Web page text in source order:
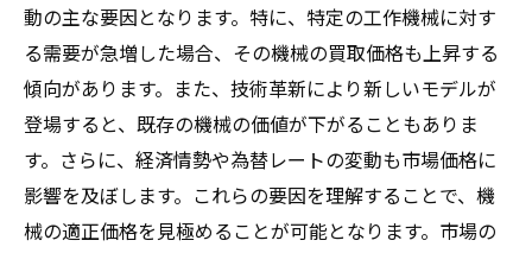
交渉で高価買取を引き出すテクニック
中古工作機械の市場価格を見極める
高価買取を実現するためのタイミング
機械の状態が買取価格に与える影響を理解しよ
う
機械の状態を評価する基準とは
動の主な要因となります。特に、特定の工作機械に対す
る需要が急増した場合、その機械の買取価格も上昇する
傾向があります。また、技術革新により新しいモデルが
登場すると、既存の機械の価値が下がることもありま
す。さらに、経済情勢や為替レートの変動も市場価格に
影響を及ぼします。これらの要因を理解することで、機
械の適正価格を見極めることが可能となります。市場の